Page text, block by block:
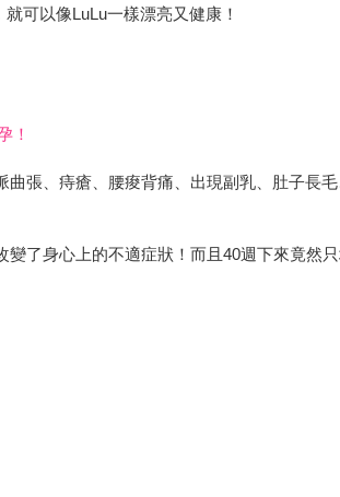
可以像LuLu一樣漂亮又健康！
！
張、痔瘡、腰痠背痛、出現副乳、肚子長
了身心上的不適症狀！而且40週下來竟然